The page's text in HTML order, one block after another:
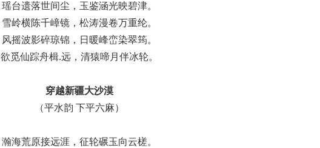
瑶台遗落世间尘，玉鉴涵光映碧津。
雪岭横陈千嶂镜，松涛漫卷万重纶。
风摇波影碎琼锦，日暖峰峦染翠筠。
欲觅仙踪舟楫.远，清猿啼月伴冰轮。
穿越新疆大沙漠
（平水韵 下平六麻）
瀚海荒原接远涯，征轮碾玉向云槎。